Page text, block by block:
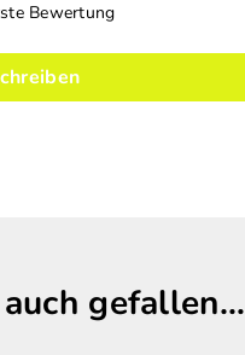
Bewertung
gefallen…